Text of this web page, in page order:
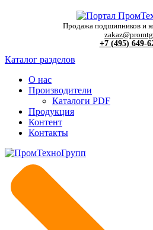
Продажа подшипников и
+7 (495) 649-
Каталог разделов
О нас
Производители
Каталоги PDF
Продукция
Контент
Контакты